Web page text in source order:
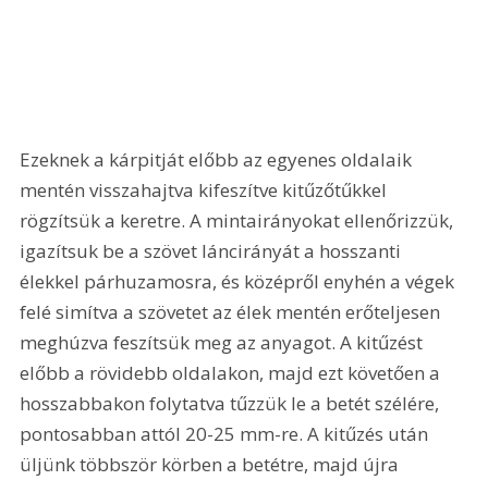
Ezeknek a kárpitját előbb az egyenes oldalaik
mentén visszahajtva kifeszítve kitűzőtűkkel
rögzítsük a keretre. A mintairányokat ellenőrizzük,
igazítsuk be a szövet láncirányát a hosszanti
élekkel párhuzamosra, és középről enyhén a végek
felé simítva a szövetet az élek mentén erőteljesen
meghúzva feszítsük meg az anyagot. A kitűzést
előbb a rövidebb oldalakon, majd ezt követően a
hosszabbakon folytatva tűzzük le a betét szélére,
pontosabban attól 20-25 mm-re. A kitűzés után
üljünk többször körben a betétre, majd újra